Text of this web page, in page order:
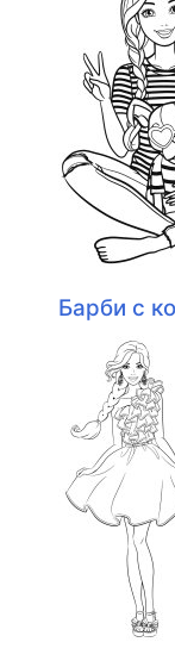
Барби с